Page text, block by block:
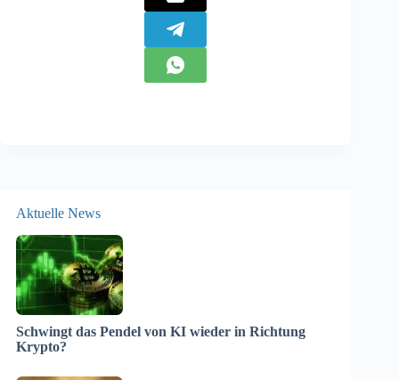
Aktuelle News
Schwingt das Pendel von KI wieder in Richtung
Krypto?